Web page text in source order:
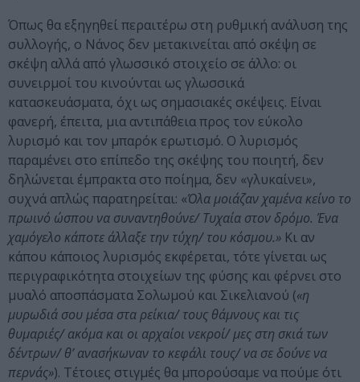
Όπως θα εξηγηθεί περαιτέρω στη ρυθμική ανάλυση της
συλλογής, ο Νάνος δεν μετακινείται από σκέψη σε
σκέψη αλλά από γλωσσικό στοιχείο σε άλλο: οι
συνειρμοί του κινούνται ως γλωσσικά
κατασκευάσματα, όχι ως σημασιακές σκέψεις. Είναι
φανερή, έπειτα, μια αντιπάθεια προς τον εύκολο
λυρισμό και τον μπαρόκ ερωτισμό. Ο λυρισμός
παραμένει στο επίπεδο της σκέψης του ποιητή, δεν
δηλώνεται έμπρακτα στο ποίημα, δεν «γλυκαίνει»,
συχνά απλώς παρατηρείται: «Όλα μοιάζαν χαμένα κείνο το
πρωινό ώσπου να συναντηθούνε/ Τυχαία στον δρόμο. Ένα
χαμόγελο κάποτε άλλαξε την τύχη/ του κόσμου.» Κι αν
κάπου κάποιος λυρισμός εκφέρεται, τότε γίνεται ως
περιγραφικότητα στοιχείων της φύσης και φέρνει στο
μυαλό αποσπάσματα Σολωμού και Σικελιανού («η
μυρωδιά σου μέσα στα ρείκια/ τους θάμνους και τις
θυμαριές/ ακόμα και οι αρχαίοι νεκροί/ μες στη σκιά των
δέντρων/ θ’ ανασήκωναν το κεφάλι τους/ να σε δούνε να
περνάς»). Τέτοιες στιγμές θα μπορούσαμε να πούμε ότι